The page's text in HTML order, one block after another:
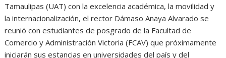
Tamaulipas (UAT) con la excelencia académica, la movilidad y
la internacionalización, el rector Dámaso Anaya Alvarado se
reunió con estudiantes de posgrado de la Facultad de
Comercio y Administración Victoria (FCAV) que próximamente
iniciarán sus estancias en universidades del país y del